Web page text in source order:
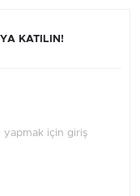
KATILIN!
yapmak için giriş